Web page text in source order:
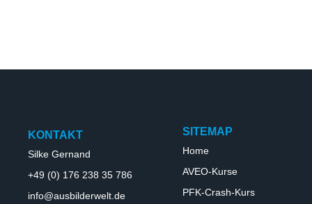
KONTAKT
Silke Gernand
+49 (0) 176 238 35 786
info@ausbilderwelt.de
SITEMAP
Home
AVEO-Kurse
PFK-Crash-Kurs